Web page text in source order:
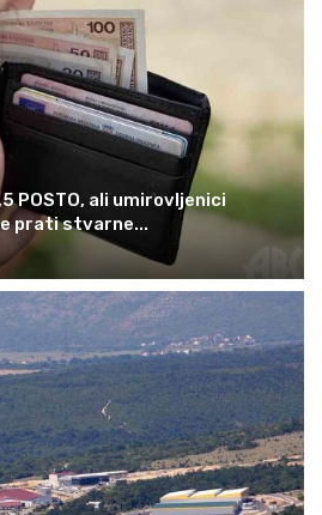
POSTO, ali umirovljenici
prati stvarne...